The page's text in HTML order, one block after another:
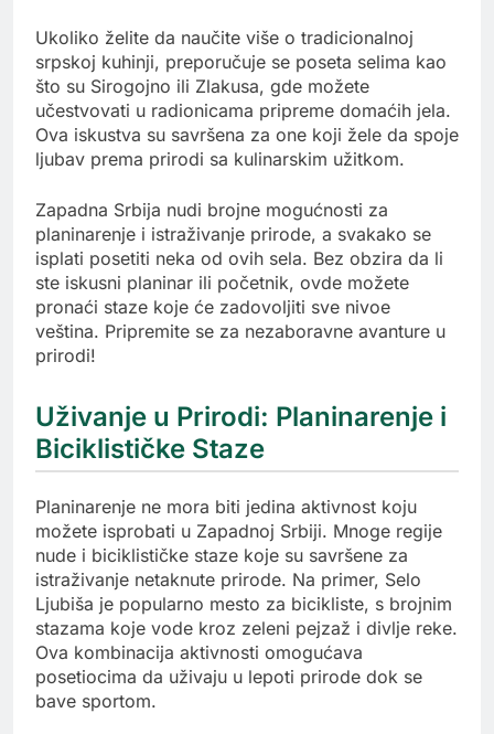
Ukoliko želite da naučite više o tradicionalnoj
srpskoj kuhinji, preporučuje se poseta selima kao
što su Sirogojno ili Zlakusa, gde možete
učestvovati u radionicama pripreme domaćih jela.
Ova iskustva su savršena za one koji žele da spoje
ljubav prema prirodi sa kulinarskim užitkom.
Zapadna Srbija nudi brojne mogućnosti za
planinarenje i istraživanje prirode, a svakako se
isplati posetiti neka od ovih sela. Bez obzira da li
ste iskusni planinar ili početnik, ovde možete
pronaći staze koje će zadovoljiti sve nivoe
veština. Pripremite se za nezaboravne avanture u
prirodi!
Uživanje u Prirodi: Planinarenje i
Biciklističke Staze
Planinarenje ne mora biti jedina aktivnost koju
možete isprobati u Zapadnoj Srbiji. Mnoge regije
nude i biciklističke staze koje su savršene za
istraživanje netaknute prirode. Na primer, Selo
Ljubiša je popularno mesto za bicikliste, s brojnim
stazama koje vode kroz zeleni pejzaž i divlje reke.
Ova kombinacija aktivnosti omogućava
posetiocima da uživaju u lepoti prirode dok se
bave sportom.